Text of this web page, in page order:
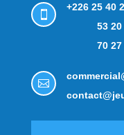

+226 25 40
53 20
70 27
